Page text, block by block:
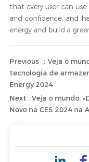
that every user can
and confidence, and
energy and build a
Previous ：Veja o
tecnologia de
Energy 2024
Next : Veja o mundo:
Novo na CES 2024 na